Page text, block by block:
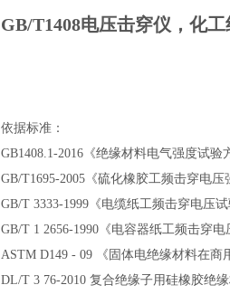
GB/T1408电压击穿仪，化
依据标准：
GB1408.1-2016《绝缘材料电气强度试验
GB/T1695-2005《硫化橡胶工频击穿电压
GB/T 3333-1999《电缆纸工频击穿电压试
GB/T 1 2656-1990《电容器纸工频击穿电
ASTM D149 - 09 《固体电绝缘材料在商
DL/T 3 76-2010 复合绝缘子用硅橡胶绝